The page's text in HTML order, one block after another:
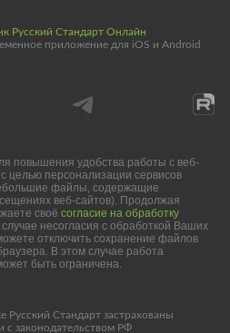
Русский Стандарт Онлайн
приложение для iOS и Android
повышения удобства работы с веб-
целью персонализации сервисов
файлы, содержащие
веб-сайтов). Продолжая
своё согласие на обработку
случае несогласия с обработкой Ваших
отключить сохранение файлов
В этом случае работа
быть ограничена.
Русский Стандарт застрахованы
с законодательством РФ